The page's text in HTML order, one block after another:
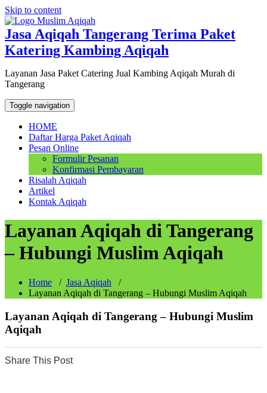
Skip to content
Jasa Aqiqah Tangerang Terima Paket
Katering Kambing Aqiqah
Layanan Jasa Paket Catering Jual Kambing Aqiqah Murah di
Tangerang
Toggle navigation
HOME
Daftar Harga Paket Aqiqah
Pesan Online
Formulir Pesanan
Konfirmasi Pembayaran
Risalah Aqiqah
Artikel
Kontak Aqiqah
Layanan Aqiqah di Tangerang
– Hubungi Muslim Aqiqah
Home / Jasa Aqiqah /
Layanan Aqiqah di Tangerang – Hubungi Muslim Aqiqah
Layanan Aqiqah di Tangerang – Hubungi Muslim
Aqiqah
Share This Post